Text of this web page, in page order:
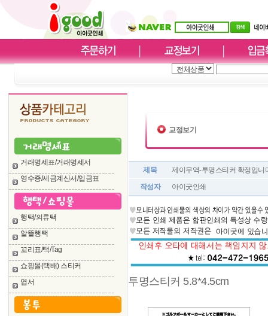
거래명세표/거래명세서
영수증/세금계산서/입금표
행택/의류택
알뜰행택
꼬리표/택/Tag
쇼핑몰(택배) 스티커
엽서
교정보기
제목
제이무역-투명스티커 확정입니
작성자
아이굿인쇄
투명스티커 5.8*4.5cm